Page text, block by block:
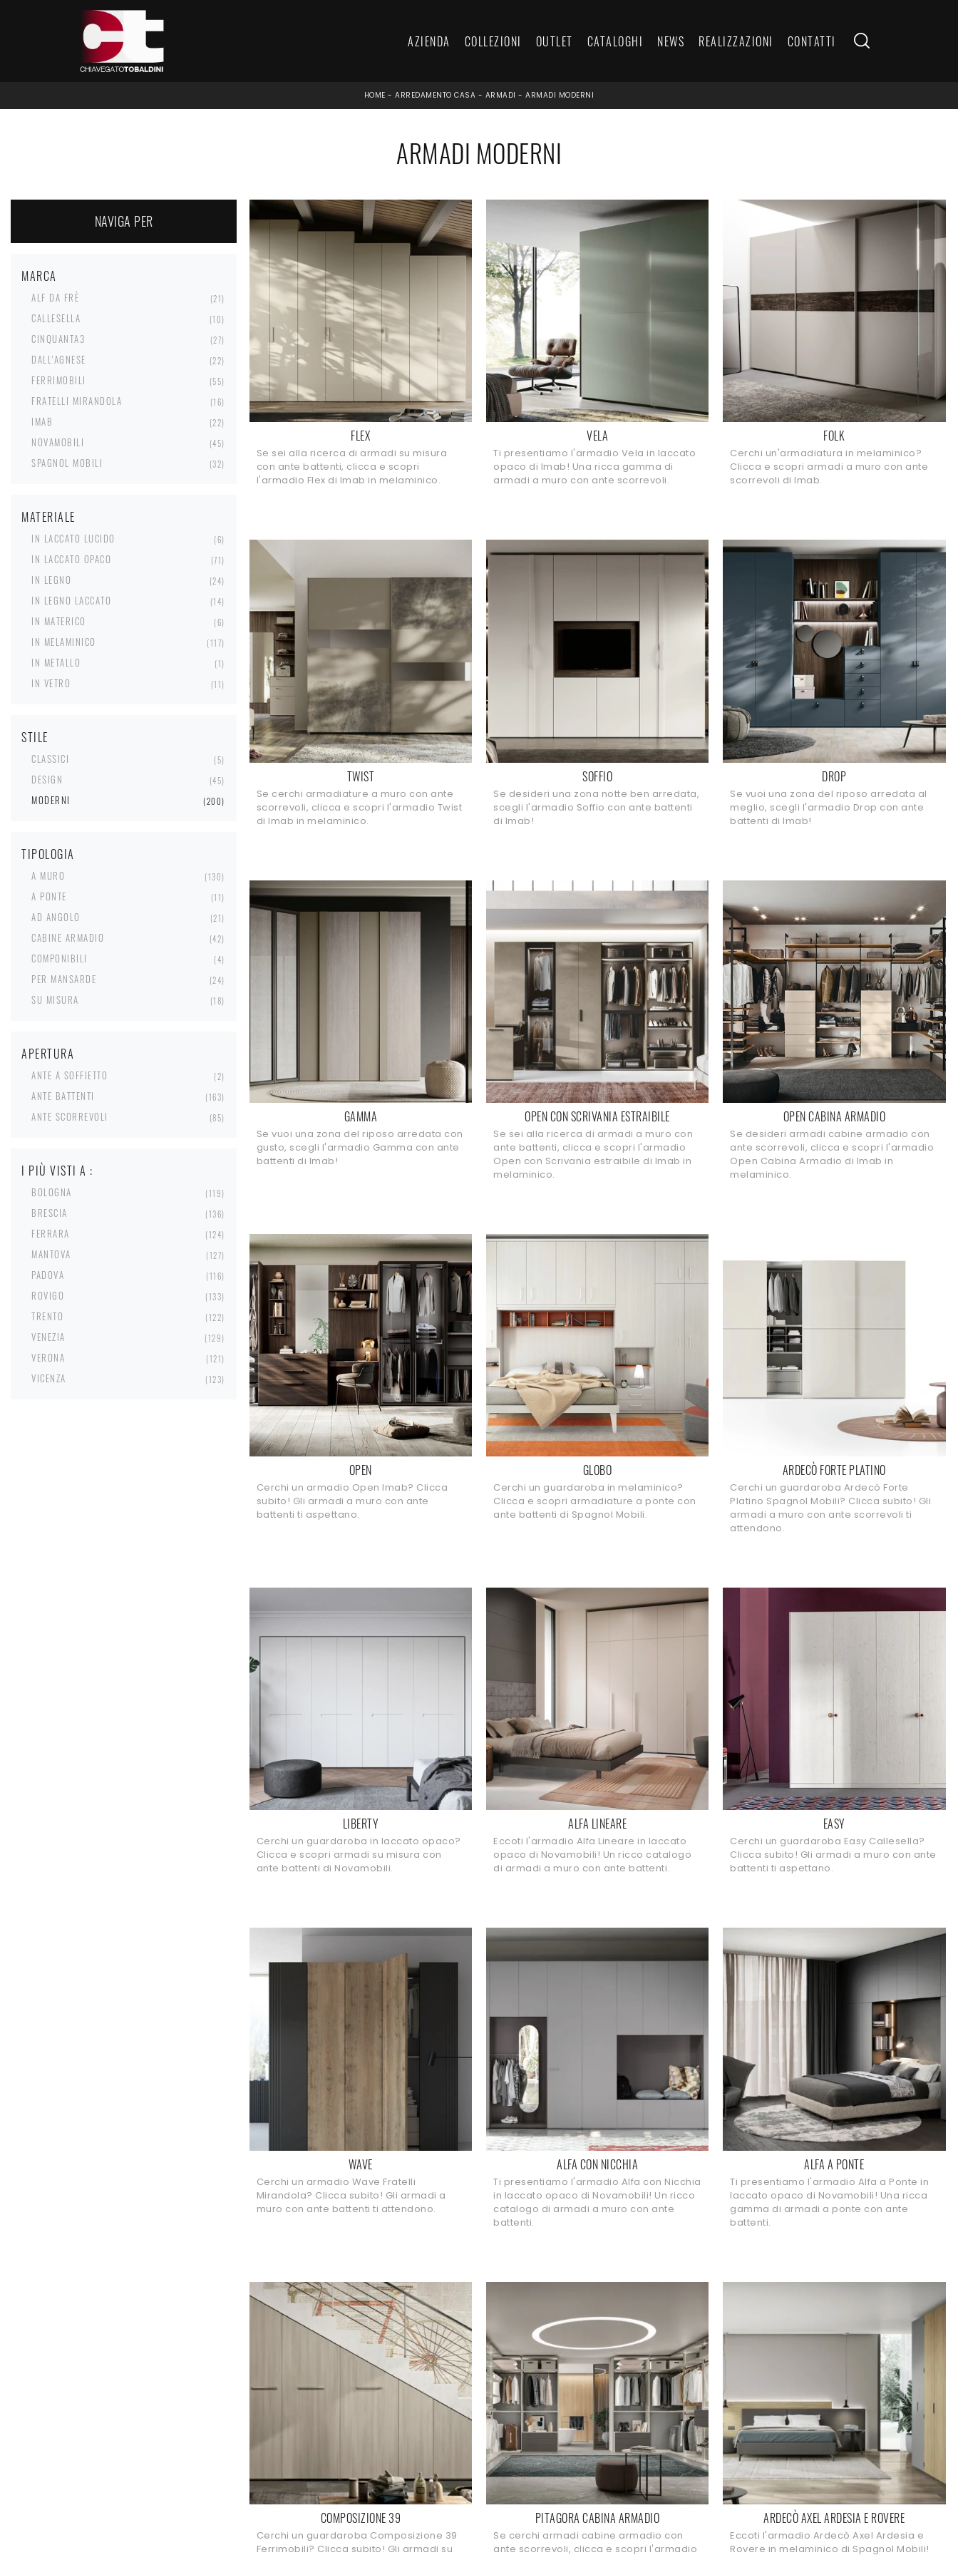
AZIENDA COLLEZIONI OUTLET CATALOGHI NEWS REALIZZAZIONI CONTATTI
HOME -ARREDAMENTO CASA - ARMADI -ARMADI MODERNI
ARMADI MODERNI
NAVIGA PER
MARCA
ALF DA FRÈ 21
CALLESELLA 10
CINQUANTA3 27
DALL'AGNESE 22
FERRIMOBILI 55
FRATELLI MIRANDOLA 16
IMAB 22
NOVAMOBILI 45
SPAGNOL MOBILI 32
MATERIALE
IN LACCATO LUCIDO 6
IN LACCATO OPACO 71
IN LEGNO 24
IN LEGNO LACCATO 14
IN MATERICO 6
IN MELAMINICO 117
IN METALLO 1
IN VETRO 11
STILE
CLASSICI 5
DESIGN 45
MODERNI 200
TIPOLOGIA
A MURO 130
A PONTE 11
AD ANGOLO 21
CABINE ARMADIO 42
COMPONIBILI 4
PER MANSARDE 24
SU MISURA 18
APERTURA
ANTE A SOFFIETTO 2
ANTE BATTENTI 163
ANTE SCORREVOLI 85
I PIÙ VISTI A :
BOLOGNA 119
BRESCIA 136
FERRARA 124
MANTOVA 127
PADOVA 116
ROVIGO 133
TRENTO 122
VENEZIA 129
VERONA 121
VICENZA 123
FLEX
Se sei alla ricerca di armadi su misura
con ante battenti, clicca e scopri
l'armadio Flex di Imab in melaminico.
VELA
Ti presentiamo l'armadio Vela in laccato
opaco di Imab! Una ricca gamma di
armadi a muro con ante scorrevoli.
FOLK
Cerchi un'armadiatura in melaminico?
Clicca e scopri armadi a muro con ante
scorrevoli di Imab.
TWIST
Se cerchi armadiature a muro con ante
scorrevoli, clicca e scopri l'armadio Twist
di Imab in melaminico.
SOFFIO
Se desideri una zona notte ben arredata,
scegli l'armadio Soffio con ante battenti
di Imab!
DROP
Se vuoi una zona del riposo arredata al
meglio, scegli l'armadio Drop con ante
battenti di Imab!
GAMMA
Se vuoi una zona del riposo arredata con
gusto, scegli l'armadio Gamma con ante
battenti di Imab!
OPEN CON SCRIVANIA ESTRAIBILE
Se sei alla ricerca di armadi a muro con
ante battenti, clicca e scopri l'armadio
Open con Scrivania estraibile di Imab in
melaminico.
OPEN CABINA ARMADIO
Se desideri armadi cabine armadio con
ante scorrevoli, clicca e scopri l'armadio
Open Cabina Armadio di Imab in
melaminico.
OPEN
Cerchi un armadio Open Imab? Clicca
subito! Gli armadi a muro con ante
battenti ti aspettano.
GLOBO
Cerchi un guardaroba in melaminico?
Clicca e scopri armadiature a ponte con
ante battenti di Spagnol Mobili.
ARDECÒ FORTE PLATINO
Cerchi un guardaroba Ardecò Forte
Platino Spagnol Mobili? Clicca subito! Gli
armadi a muro con ante scorrevoli ti
attendono.
LIBERTY
Cerchi un guardaroba in laccato opaco?
Clicca e scopri armadi su misura con
ante battenti di Novamobili.
ALFA LINEARE
Eccoti l'armadio Alfa Lineare in laccato
opaco di Novamobili! Un ricco catalogo
di armadi a muro con ante battenti.
EASY
Cerchi un guardaroba Easy Callesella?
Clicca subito! Gli armadi a muro con ante
battenti ti aspettano.
WAVE
Cerchi un armadio Wave Fratelli
Mirandola? Clicca subito! Gli armadi a
muro con ante battenti ti attendono.
ALFA CON NICCHIA
Ti presentiamo l'armadio Alfa con Nicchia
in laccato opaco di Novamobili! Un ricco
catalogo di armadi a muro con ante
battenti.
ALFA A PONTE
Ti presentiamo l'armadio Alfa a Ponte in
laccato opaco di Novamobili! Una ricca
gamma di armadi a ponte con ante
battenti.
COMPOSIZIONE 39
Cerchi un guardaroba Composizione 39
Ferrimobili? Clicca subito! Gli armadi su
PITAGORA CABINA ARMADIO
Se cerchi armadi cabine armadio con
ante scorrevoli, clicca e scopri l'armadio
ARDECÒ AXEL ARDESIA E ROVERE
Eccoti l'armadio Ardecò Axel Ardesia e
Rovere in melaminico di Spagnol Mobili!